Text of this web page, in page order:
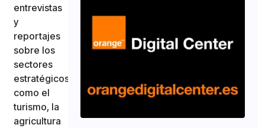
entrevistas
y
reportajes
sobre los
sectores
estratégicos
como el
turismo, la
agricultura